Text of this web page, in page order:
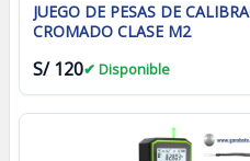
JUEGO DE PESAS DE
CROMADO CLASE M2
S/ 120✔ Disponible